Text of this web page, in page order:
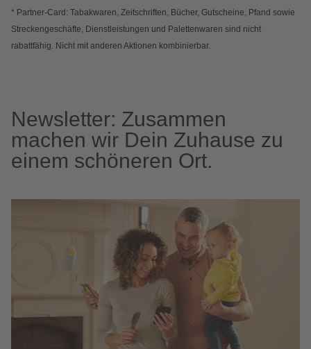
* Partner-Card: Tabakwaren, Zeitschriften, Bücher, Gutscheine, Pfand sowie
Streckengeschäfte, Dienstleistungen und Palettenwaren sind nicht
rabattfähig. Nicht mit anderen Aktionen kombinierbar.
Newsletter: Zusammen
machen wir Dein Zuhause zu
einem schöneren Ort.